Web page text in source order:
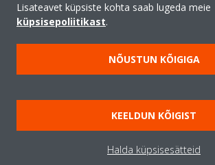
Products
Copyright © Daikin
Juriidiline teatis
Märkus küpsiste
Datu aizsardzības politika
Ettevõtte
Lisateavet küpsiste kohta saab lugeda meie
küpsisepoliitikast.
NÕUSTUN KÕIGIGA
KEELDUN KÕIGIST
Halda küpsisesätteid